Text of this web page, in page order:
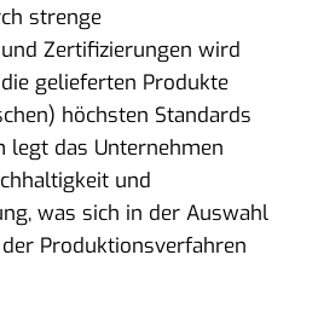
strenge
Zertifizierungen wird
gelieferten Produkte
höchsten Standards
legt das Unternehmen
und
was sich in der Auswahl
Produktionsverfahren